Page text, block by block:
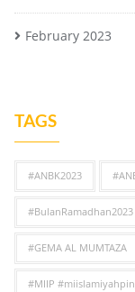
February 2023
TAGS
#ANBK2023
#GEMA AL MUMTAZA
#MIIP